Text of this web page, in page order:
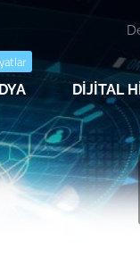
DİJİTAL